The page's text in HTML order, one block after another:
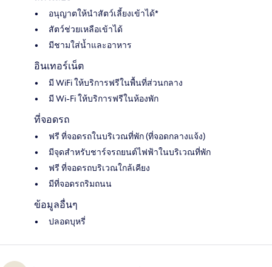
อนุญาตให้นำสัตว์เลี้ยงเข้าได้*
สัตว์ช่วยเหลือเข้าได้
มีชามใส่น้ำและอาหาร
อินเทอร์เน็ต
มี WiFi ให้บริการฟรีในพื้นที่ส่วนกลาง
มี Wi-Fi ให้บริการฟรีในห้องพัก
ที่จอดรถ
ฟรี ที่จอดรถในบริเวณที่พัก (ที่จอดกลางแจ้ง)
มีจุดสำหรับชาร์จรถยนต์ไฟฟ้าในบริเวณที่พัก
ฟรี ที่จอดรถบริเวณใกล้เคียง
มีที่จอดรถริมถนน
ข้อมูลอื่นๆ
ปลอดบุหรี่